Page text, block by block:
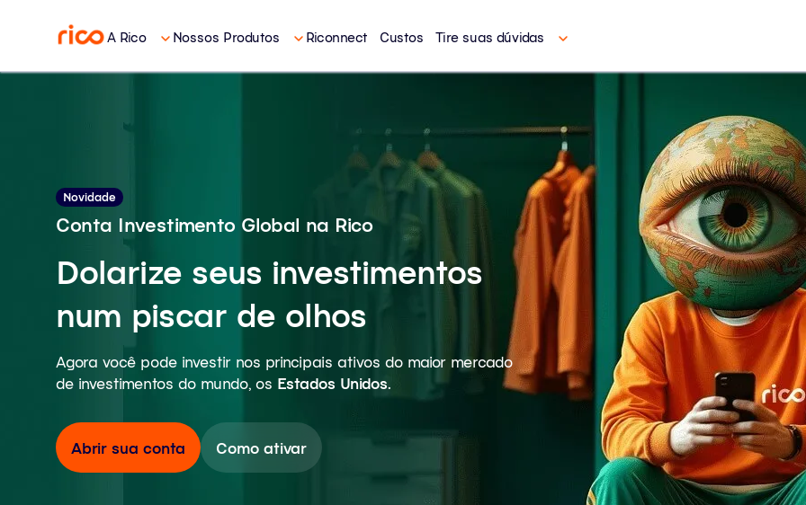
A Rico Nossos Produtos Riconnect Custos Tire suas dúvidas
Novidade
Conta Investimento Global na Rico
Dolarize seus investimentos
num piscar de olhos
Agora você pode investir nos principais ativos do maior mercado
de investimentos do mundo, os Estados Unidos.
Abrir sua conta Como ativar